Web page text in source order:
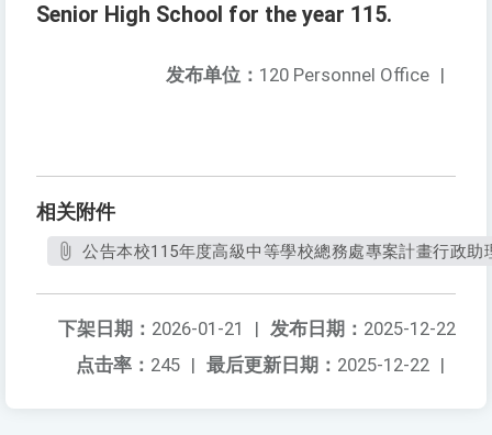
Senior High School for the year 115.
发布单位： 120 Personnel Office |
相关附件
公告本校115年度高級中等學校總務處專案計畫行政助
发布日期： 2025-12-22
下架日期： 2026-01-21
|
最后更新日期： 2025-12-22 |
点击率： 245 |